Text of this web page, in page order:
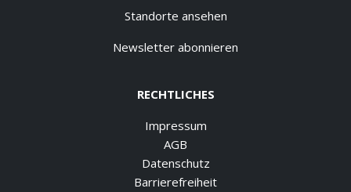
Standorte ansehen
Newsletter abonnieren
RECHTLICHES
Impressum
AGB
Datenschutz
Barrierefreiheit